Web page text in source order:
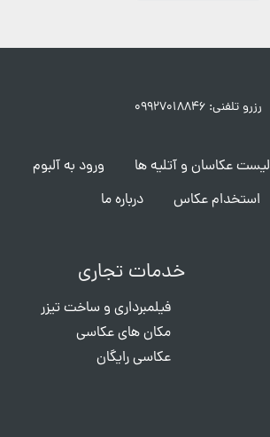
رزرو تلفنی: ۰۹۹۲۷۰۱۸۸۴۶
لیست عکاسان و آتلیه ها
ورود به آلبوم
استخدام عکاس
درباره ما
خدمات تجاری
فیلمبرداری و ساخت تیزر
مکان های عکاسی
عکاسی رایگان